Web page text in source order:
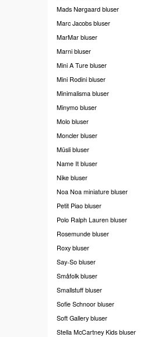
Mads Nørgaard bluser
Marc Jacobs bluser
MarMar bluser
Marni bluser
Mini A Ture bluser
Mini Rodini bluser
Minimalisma bluser
Minymo bluser
Molo bluser
Moncler bluser
Müsli bluser
Name It bluser
Nike bluser
Noa Noa miniature bluser
Petit Piao bluser
Polo Ralph Lauren bluser
Rosemunde bluser
Roxy bluser
Say-So bluser
Småfolk bluser
Smallstuff bluser
Sofie Schnoor bluser
Soft Gallery bluser
Stella McCartney Kids bluser